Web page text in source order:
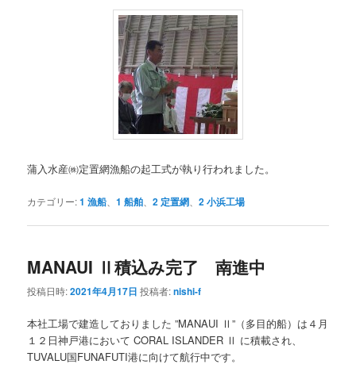
蒲入水産㈱定置網漁船の起工式が執り行われました。
カテゴリー:1 漁船、1 船舶 、2 定置網 、2 小浜工場
MANAUI Ⅱ積込み完了 南進中
投稿日時:2021年4月17日 投稿者:nishi-f
本社工場で建造しておりました ”MANAUI Ⅱ”（多目的船）は４月
１２日神戸港において CORAL ISLANDER Ⅱ に積載され、
TUVALU国FUNAFUTI港に向けて航行中です。